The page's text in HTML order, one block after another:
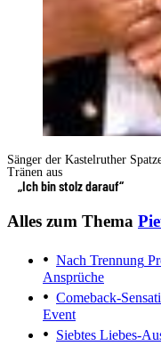
Sänger der Kastelruther
Tränen aus
„Ich bin stolz darauf“
Alles zum Thema
Nach Trennung
Ansprüche
Comeback-
Event
Siebtes Liebes-